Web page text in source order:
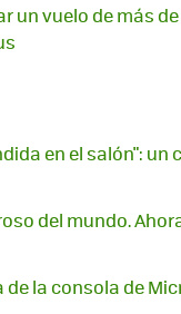
un vuelo de más
en el salón":
del mundo.
la consola de